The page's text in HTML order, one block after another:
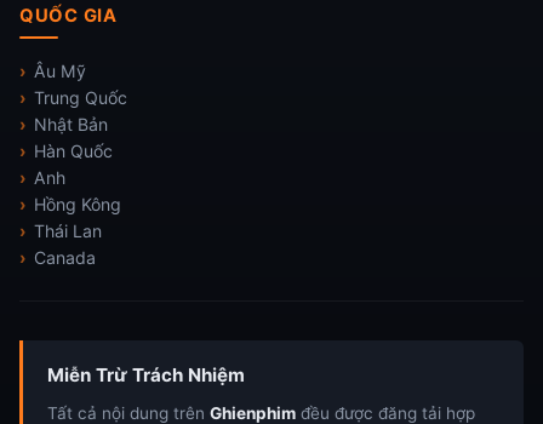
QUỐC GIA
Âu Mỹ
Trung Quốc
Nhật Bản
Hàn Quốc
Anh
Hồng Kông
Thái Lan
Canada
Miễn Trừ Trách Nhiệm
Tất cả nội dung trên Ghienphim đều được đăng tải hợp